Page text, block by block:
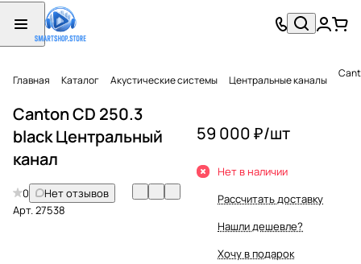
Главная Каталог Акустические системы Центральные каналы
Canton CD 250.3
black Центральный
канал
0
Нет отзывов
Арт.27538
59 000 ₽/шт
Нет в наличии
Рассчитать доставку
Нашли дешевле?
Хочу в подарок